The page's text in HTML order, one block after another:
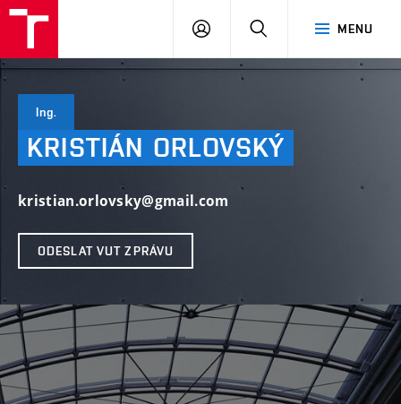
MENU
PŘIHLÁSIT
Ing.
KRISTIÁN ORLOVSKÝ
kristian.orlovsky@gmail.com
ODESLAT VUT ZPRÁVU